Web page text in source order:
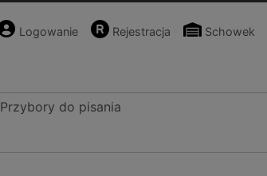
Logowanie Rejestracja Schowek
Przybory do pisania